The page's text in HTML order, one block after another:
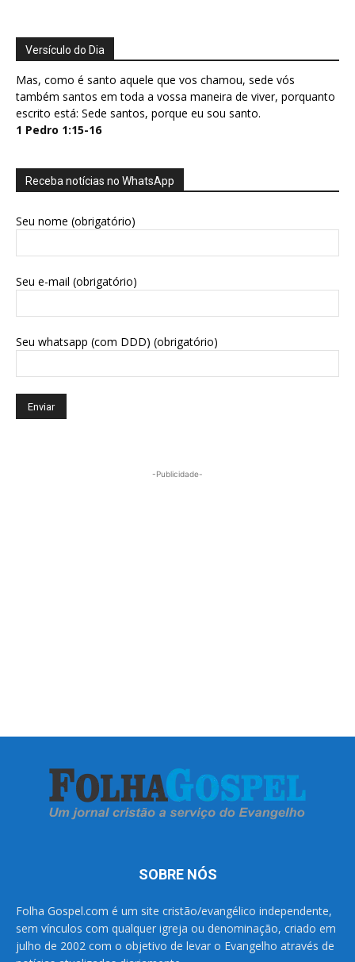
Versículo do Dia
Mas, como é santo aquele que vos chamou, sede vós
também santos em toda a vossa maneira de viver, porquanto
escrito está: Sede santos, porque eu sou santo.
1 Pedro 1:15-16
Receba notícias no WhatsApp
Seu nome (obrigatório)
Seu e-mail (obrigatório)
Seu whatsapp (com DDD) (obrigatório)
-Publicidade-
SOBRE NÓS
Folha Gospel.com é um site cristão/evangélico independente,
sem vínculos com qualquer igreja ou denominação, criado em
julho de 2002 com o objetivo de levar o Evangelho através de